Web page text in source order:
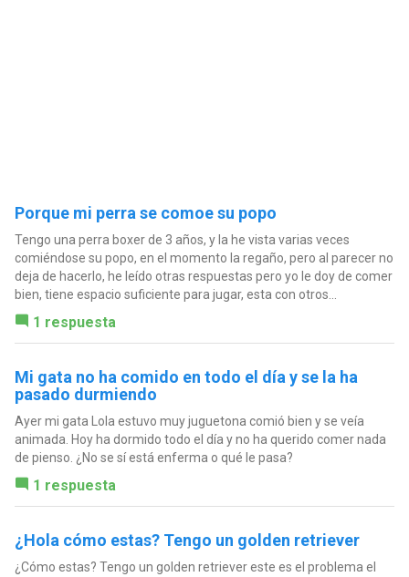
Porque mi perra se comoe su popo
Tengo una perra boxer de 3 años, y la he vista varias veces
comiéndose su popo, en el momento la regaño, pero al parecer no
deja de hacerlo, he leído otras respuestas pero yo le doy de comer
bien, tiene espacio suficiente para jugar, esta con otros...
1 respuesta
Mi gata no ha comido en todo el día y se la ha
pasado durmiendo
Ayer mi gata Lola estuvo muy juguetona comió bien y se veía
animada. Hoy ha dormido todo el día y no ha querido comer nada
de pienso. ¿No se sí está enferma o qué le pasa?
1 respuesta
¿Hola cómo estas? Tengo un golden retriever
¿Cómo estas? Tengo un golden retriever este es el problema el